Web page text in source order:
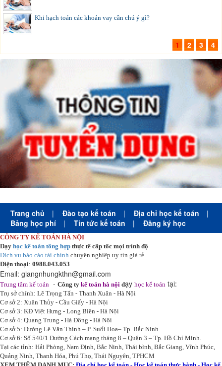
Khi hạch toán các khoản vay cần chú ý gì?
1 2 3 4
Trang chủ | Đào tạo kế toán | Địa chỉ học kế toán
|
Bảng học phí
| Tin tức kế toán | Đăng ký học
CÔNG TY KẾ TOÁN HÀ NỘI
Dạy học kế toán tổng hợp thực tế cấp tốc mọi trình độ
Dịch vụ báo cáo tài chính chuyên nghiệp uy tín giá rẻ
Điện thoại: 0988.043.053
Email: giangnhungkthn@gmail.com
Trung tâm kế toán - Công ty kế toán hà nội dạy học kế toán tại:
Trụ sở chính: Lê Trọng Tấn - Thanh Xuân - Hà Nội
Cơ sở 2: Xuân Thủy - Cầu Giấy - Hà Nội
Cơ sở 3: KĐ Việt Hưng - Long Biên - Hà Nội
Cơ sở 4: Quang Trung - Hà Đông - Hà Nội
Cơ sở 5: Đường Lê Văn Thịnh – P. Suối Hoa– Tp. Bắc Ninh.
Cơ sở 6: Số 540/1 Đường Cách mạng tháng 8 – Quận 3 – Tp. Hồ Chí Minh.
Tại các tỉnh: Hải Phòng, Nam Định, Bắc Ninh, Thái bình, Bắc Giang, Vĩnh Phúc,
Quảng Ninh, Thanh Hóa, Phú Thọ, Thái Nguyên, TPHCM